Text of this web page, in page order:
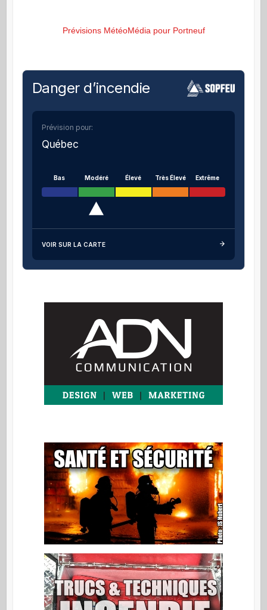
Prévisions MétéoMédia pour Portneuf
Danger d’incendie
Prévision pour:
Québec
Bas Modéré Élevé Très Élevé Extrême
VOIR SUR LA CARTE